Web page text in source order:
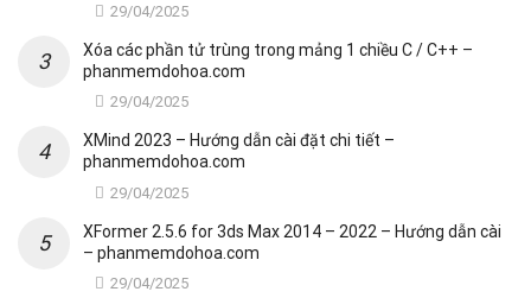
29/04/2025
Xóa các phần tử trùng trong mảng 1 chiều C / C++ –
phanmemdohoa.com
29/04/2025
XMind 2023 – Hướng dẫn cài đặt chi tiết –
phanmemdohoa.com
29/04/2025
XFormer 2.5.6 for 3ds Max 2014 – 2022 – Hướng dẫn cài
– phanmemdohoa.com
29/04/2025